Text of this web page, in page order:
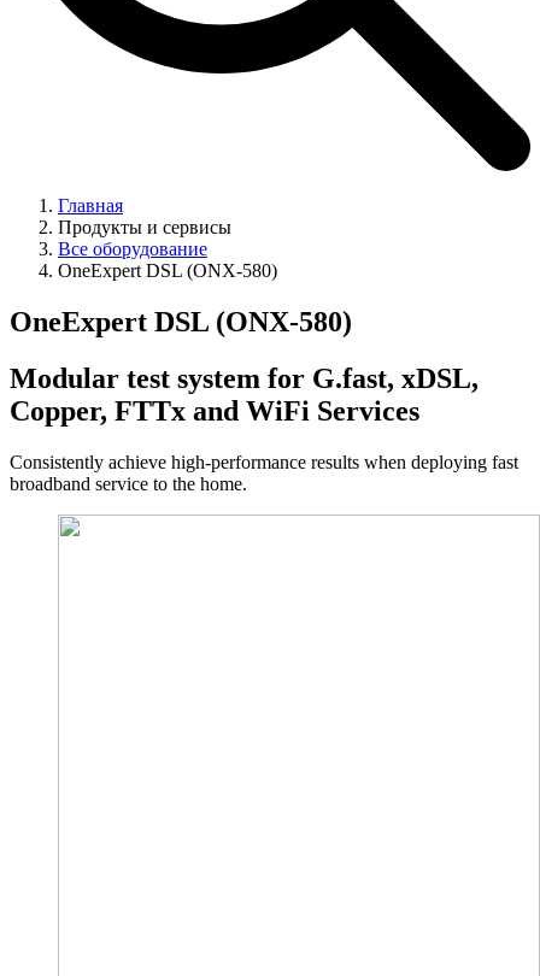
Главная
Продукты и сервисы
Все оборудование
OneExpert DSL (ONX-580)
OneExpert DSL (ONX-580)
Modular test system for G.fast, xDSL,
Copper, FTTx and WiFi Services
Consistently achieve high-performance results when deploying fast
broadband service to the home.